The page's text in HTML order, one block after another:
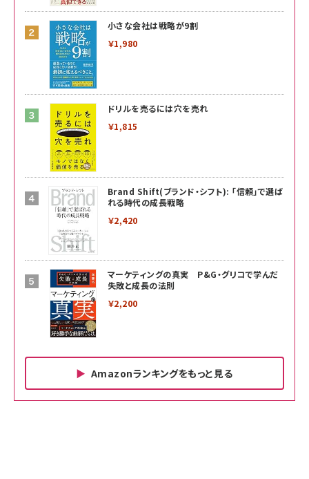
小さな会社は戦略が9割
￥1,980
ドリルを売るには穴を売れ
￥1,815
Brand Shift(ブランド・シフト): 「信頼」で選ば
れる時代の成長戦略
￥2,420
マーケティングの真実 P&G・グリコで学んだ
失敗と成長の法則
￥2,200
Amazonランキングをもっと見る